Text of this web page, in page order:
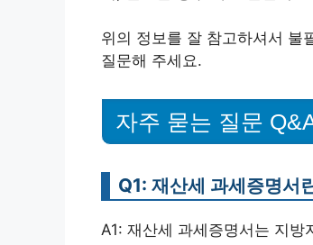
위의 정보를 잘 참고하셔서 불
질문해 주세요.
자주 묻는 질문
Q1: 재산세 과세증명서
A1: 재산세 과세증명서는 지방